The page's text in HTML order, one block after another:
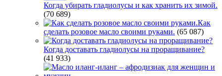
Когда убирать гладиолусы и как хранить их зимой.
(70 689)
Как
сделать розовое масло своими руками. (65 087)
Когда доставать гладиолусы на проращивание?
(41 933)